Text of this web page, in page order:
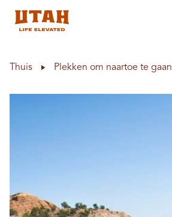
Thuis Plekken om naartoe te gaan